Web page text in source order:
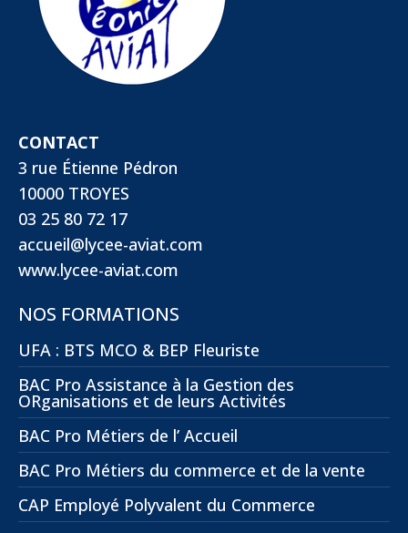
CONTACT
3 rue Étienne Pédron
10000 TROYES
03 25 80 72 17
accueil@lycee-aviat.com
www.lycee-aviat.com
NOS FORMATIONS
UFA : BTS MCO & BEP Fleuriste
BAC Pro Assistance à la Gestion des
ORganisations et de leurs Activités
BAC Pro Métiers de l’ Accueil
BAC Pro Métiers du commerce et de la vente
CAP Employé Polyvalent du Commerce